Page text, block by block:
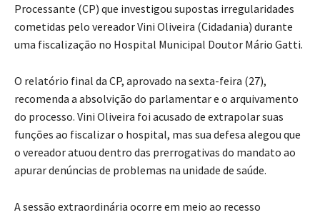
Processante (CP) que investigou supostas irregularidades
cometidas pelo vereador Vini Oliveira (Cidadania) durante
uma fiscalização no Hospital Municipal Doutor Mário Gatti.
O relatório final da CP, aprovado na sexta-feira (27),
recomenda a absolvição do parlamentar e o arquivamento
do processo. Vini Oliveira foi acusado de extrapolar suas
funções ao fiscalizar o hospital, mas sua defesa alegou que
o vereador atuou dentro das prerrogativas do mandato ao
apurar denúncias de problemas na unidade de saúde.
A sessão extraordinária ocorre em meio ao recesso